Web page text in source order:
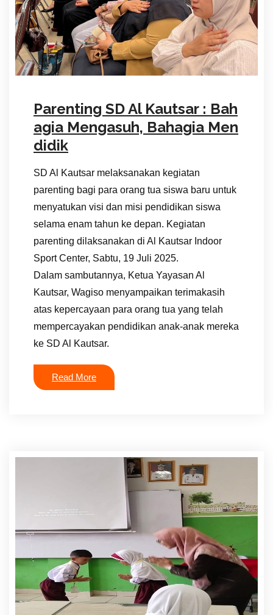
Parenting SD Al Kautsar : Bah
agia Mengasuh, Bahagia Men
didik
SD Al Kautsar melaksanakan kegiatan
parenting bagi para orang tua siswa baru untuk
menyatukan visi dan misi pendidikan siswa
selama enam tahun ke depan. Kegiatan
parenting dilaksanakan di Al Kautsar Indoor
Sport Center, Sabtu, 19 Juli 2025.
Dalam sambutannya, Ketua Yayasan Al
Kautsar, Wagiso menyampaikan terimakasih
atas kepercayaan para orang tua yang telah
mempercayakan pendidikan anak-anak mereka
ke SD Al Kautsar.
Read More